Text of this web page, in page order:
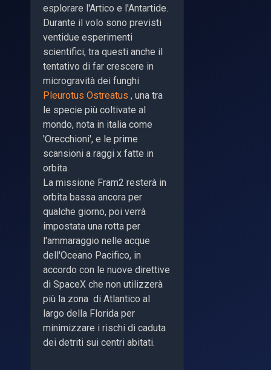
esplorare l'Artico e l'Antartide.
Durante il volo sono previsti
ventidue esperimenti
scientifici, tra questi anche il
tentativo di far crescere in
microgravità dei funghi
Pleurotus Ostreatus , una tra
le specie più coltivate al
mondo, nota in italia come
'Orecchioni', e le prime
scansioni a raggi x fatte in
orbita.
La missione Fram2 resterà in
orbita bassa ancora per
qualche giorno, poi verrà
impostata una rotta per
l'ammaraggio nelle acque
dell'Oceano Pacifico, in
accordo con le nuove direttive
di SpaceX che non utilizzerà
più la zona di Atlantico al
largo della Florida per
minimizzare i rischi di caduta
dei detriti sui centri abitati.